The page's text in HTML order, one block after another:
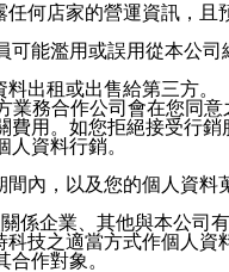
何店家的營運資訊，
能濫用或誤用從本公
出租或出售給第三方。
務合作公司會在您同
用。如您拒絕接受行
資料行銷。
內，以及您的個人資
係企業、其他與本公司
技之適當方式作個人
作對象。